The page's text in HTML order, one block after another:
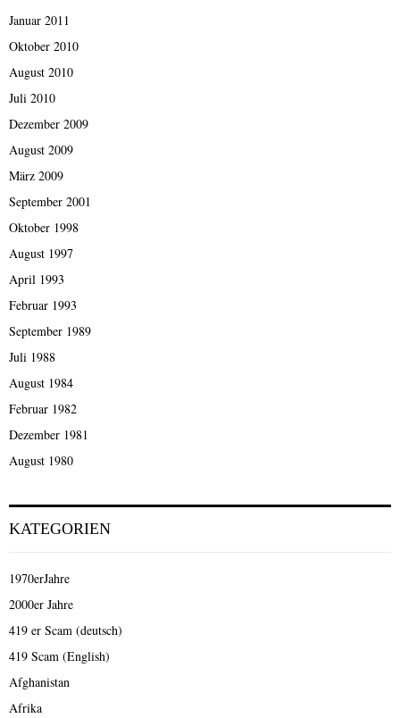
Januar 2011
Oktober 2010
August 2010
Juli 2010
Dezember 2009
August 2009
März 2009
September 2001
Oktober 1998
August 1997
April 1993
Februar 1993
September 1989
Juli 1988
August 1984
Februar 1982
Dezember 1981
August 1980
KATEGORIEN
1970erJahre
2000er Jahre
419 er Scam (deutsch)
419 Scam (English)
Afghanistan
Afrika